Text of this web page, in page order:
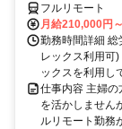
フルリモート
月給210,000円
勤務時間詳細
レックス利用可
ックスを利用し
仕事内容 主婦
を活かしません
ルリモート勤